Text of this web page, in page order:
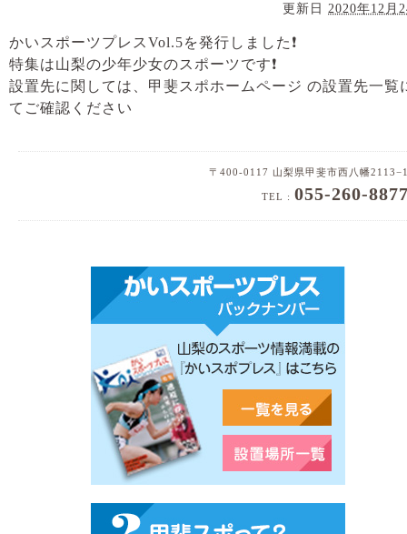
更新日 2020年12月
かいスポーツプレスVol.5を発行しました❗️
特集は山梨の少年少女のスポーツです❗️
設置先に関しては、甲斐スポホームページ の設置先一覧
てご確認ください
〒400-0117 山梨県甲斐市西八幡
TEL : 055-260-